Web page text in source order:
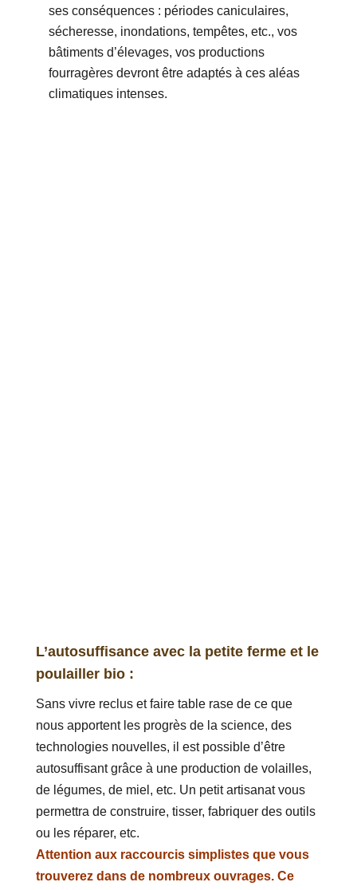
ses conséquences : périodes caniculaires,
sécheresse, inondations, tempêtes, etc., vos
bâtiments d’élevages, vos productions
fourragères devront être adaptés à ces aléas
climatiques intenses.
L’autosuffisance avec la petite ferme et le
poulailler bio :
Sans vivre reclus et faire table rase de ce que
nous apportent les progrès de la science, des
technologies nouvelles, il est possible d’être
autosuffisant grâce à une production de volailles,
de légumes, de miel, etc. Un petit artisanat vous
permettra de construire, tisser, fabriquer des outils
ou les réparer, etc.
Attention aux raccourcis simplistes que vous
trouverez dans de nombreux ouvrages. Ce